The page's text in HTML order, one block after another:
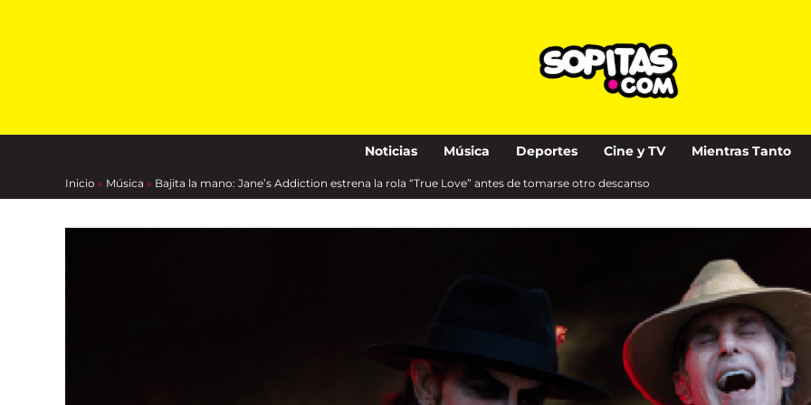
Noticias Música Deportes Cine y TV Mientras Tanto
Inicio » Música » Bajita la mano: Jane’s Addiction estrena la rola “True Love” antes de tomarse otro descanso